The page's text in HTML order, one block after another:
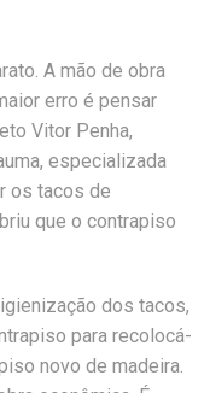
A mão de obra
erro é pensar
Vitor Penha,
especializada
os tacos de
que o contrapiso
dos tacos,
para recolocá-
novo de madeira.